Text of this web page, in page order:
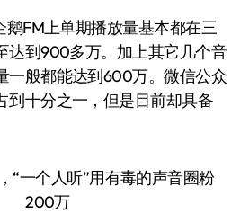
鹅FM上单期播放量基本都在三
达到900多万。加上其它几个音
一般都能达到600万。微信公众
到十分之一，但是目前却具备